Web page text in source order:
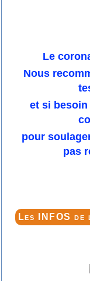
Le
Nous
et si
pour
pas
Les INFOS